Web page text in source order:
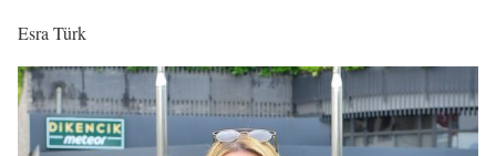
Esra Türk